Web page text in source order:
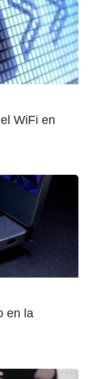
WiFi en
en la